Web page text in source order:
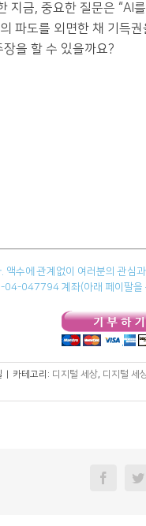
지금, 중요한 질문은 “AI
파도를 외면한 채 기득
을 할 수 있을까요?
액수에 관계없이 여러분의 관심
047794 계좌(아래 페이팔을
| 카테고리: 디지털 세상, 디지털 세